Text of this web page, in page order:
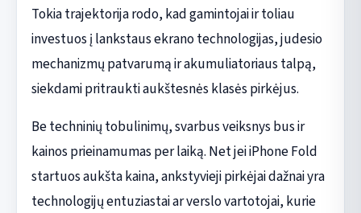
Tokia trajektorija rodo, kad gamintojai ir toliau
investuos į lankstaus ekrano technologijas, judesio
mechanizmų patvarumą ir akumuliatoriaus talpą,
siekdami pritraukti aukštesnės klasės pirkėjus.
Be techninių tobulinimų, svarbus veiksnys bus ir
kainos prieinamumas per laiką. Net jei iPhone Fold
startuos aukšta kaina, ankstyvieji pirkėjai dažnai yra
technologijų entuziastai ar verslo vartotojai, kurie